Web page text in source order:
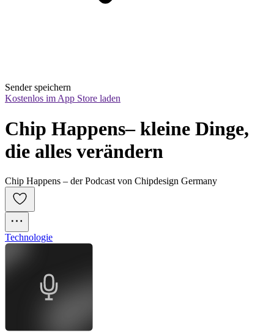
Sender speichern
Kostenlos im App Store laden
Chip Happens– kleine Dinge,
die alles verändern
Chip Happens – der Podcast von Chipdesign Germany
Technologie